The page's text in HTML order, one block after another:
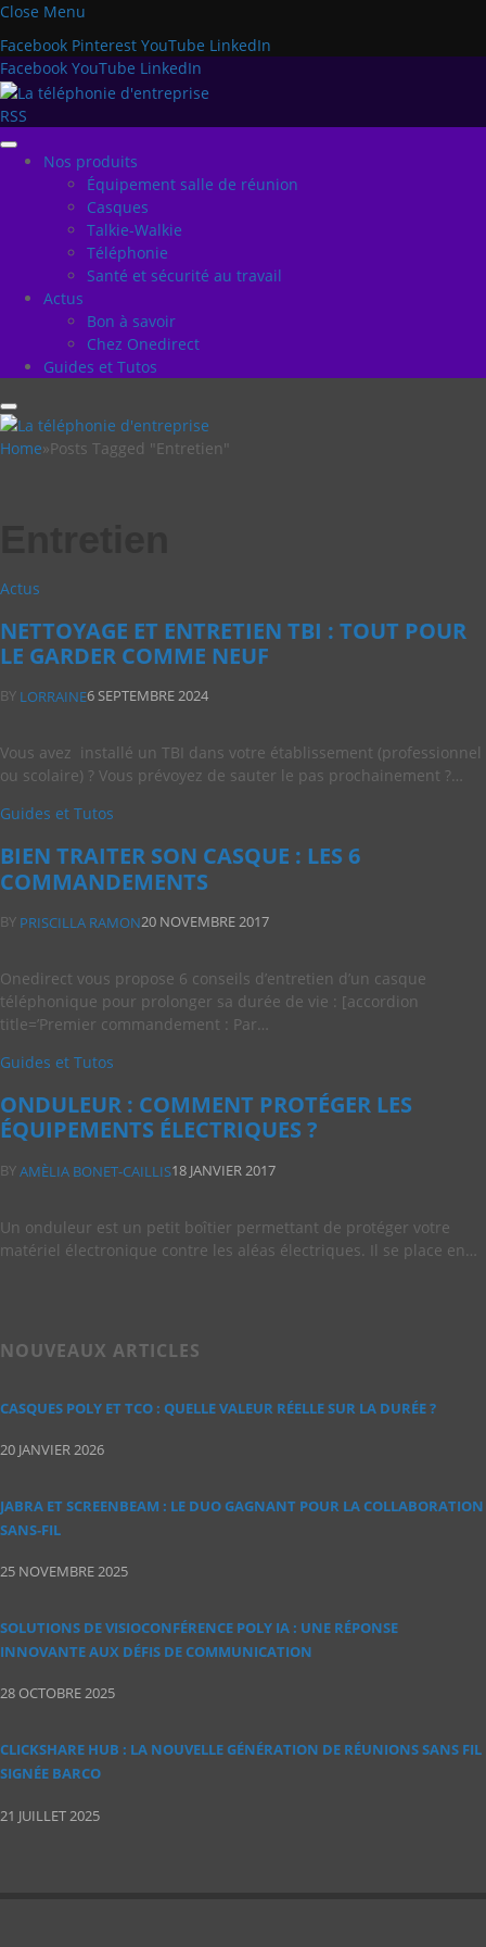
Close Menu
Facebook Pinterest YouTube LinkedIn
Facebook YouTube LinkedIn
RSS
Nos produits
Équipement salle de réunion
Casques
Talkie-Walkie
Téléphonie
Santé et sécurité au travail
Actus
Bon à savoir
Chez Onedirect
Guides et Tutos
Home»Posts Tagged "Entretien"
Actus
NETTOYAGE ET ENTRETIEN TBI : TOUT POUR
LE GARDER COMME NEUF
BY LORRAINE6 SEPTEMBRE 2024
Vous avez installé un TBI dans votre établissement (professionnel
ou scolaire) ? Vous prévoyez de sauter le pas prochainement ?…
Guides et Tutos
BIEN TRAITER SON CASQUE : LES 6
COMMANDEMENTS
BY PRISCILLA RAMON20 NOVEMBRE 2017
Onedirect vous propose 6 conseils d’entretien d’un casque
téléphonique pour prolonger sa durée de vie : [accordion
title=’Premier commandement : Par…
Guides et Tutos
ONDULEUR : COMMENT PROTÉGER LES
ÉQUIPEMENTS ÉLECTRIQUES ?
BYAMÈLIA BONET-CAILLIS18 JANVIER 2017
Un onduleur est un petit boîtier permettant de protéger votre
matériel électronique contre les aléas électriques. Il se place en…
NOUVEAUX ARTICLES
CASQUES POLY ET TCO : QUELLE VALEUR RÉELLE SUR LA DURÉE ?
20 JANVIER 2026
JABRA ET SCREENBEAM : LE DUO GAGNANT POUR LA COLLABORATION
SANS‑FIL
25 NOVEMBRE 2025
SOLUTIONS DE VISIOCONFÉRENCE POLY IA : UNE RÉPONSE
INNOVANTE AUX DÉFIS DE COMMUNICATION
28 OCTOBRE 2025
CLICKSHARE HUB : LA NOUVELLE GÉNÉRATION DE RÉUNIONS SANS FIL
SIGNÉE BARCO
21 JUILLET 2025